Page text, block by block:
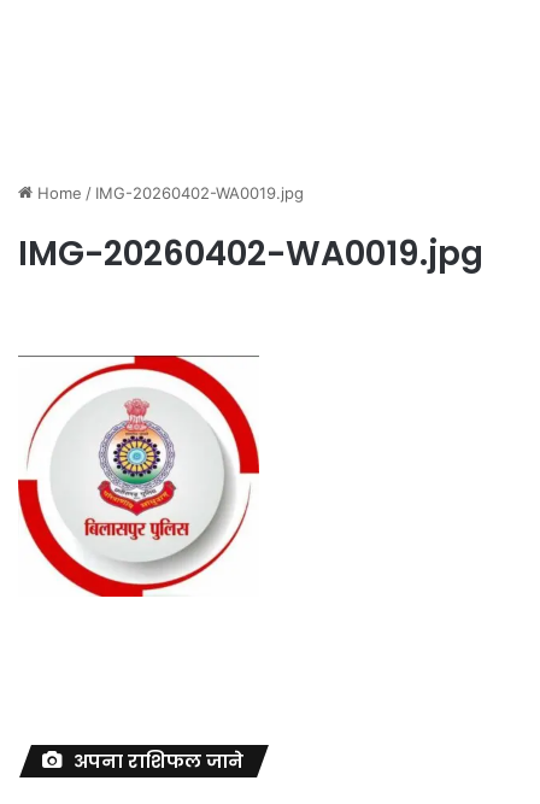
Home / IMG-20260402-WA0019.jpg
IMG-20260402-WA0019.jpg
अपना राशिफल जाने